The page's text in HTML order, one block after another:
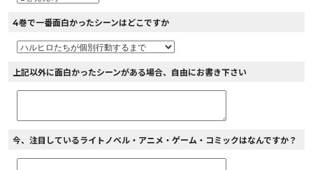
4巻で一番面白かったシーンはどこですか
上記以外に面白かったシーンがある場合、自由にお書き下さい
今、注目しているライトノベル・アニメ・ゲーム・コミックはなんですか？